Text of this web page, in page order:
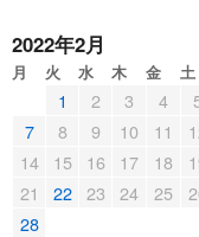
2022年2月
月 火 水 木 金 土
1 2 3 4
7
8 9 10 11
14
15 16 17 18
21
22 23 24 25
28